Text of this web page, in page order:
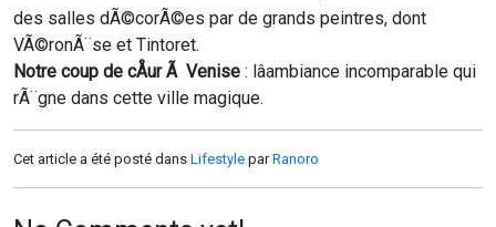
des salles dÃ©corÃ©es par de grands peintres, dont
VÃ©ronÃ¨se et Tintoret.
Notre coup de cÅur Ã Venise : lâambiance incomparable qui
rÃ¨gne dans cette ville magique.
Cet article a été posté dans Lifestyle parRanoro